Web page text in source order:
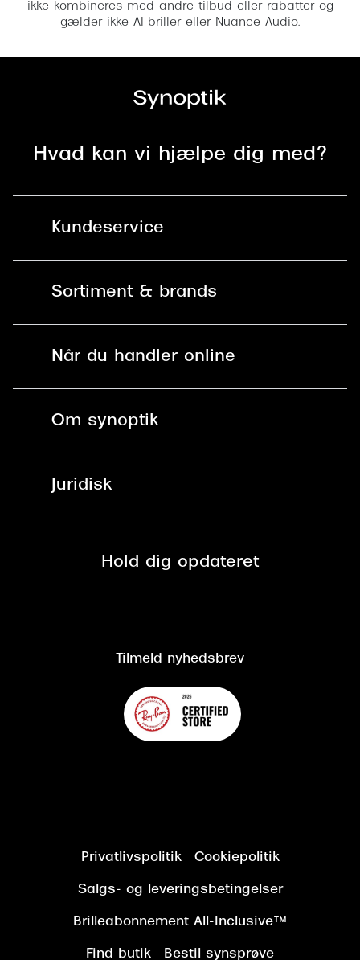
ikke kombineres med andre tilbud eller rabatter og
gælder ikke AI-briller eller Nuance Audio.
Hvad kan vi hjælpe dig med?
Kundeservice
Spørgsmål & svar (FAQ)
Brilleabonnement All-Inclusive™
Sortiment & brands
Brillerens
Når du handler online
Spørgsmål & svar (FAQ)
Om synoptik
Juridisk
Cookiepolitik
Hold dig opdateret
Tilmeld nyhedsbrev
Privatlivspolitik Cookiepolitik
Salgs- og leveringsbetingelser
Brilleabonnement All-Inclusive™
Find butik Bestil synsprøve